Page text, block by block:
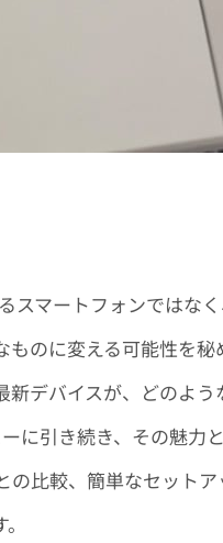
スマートフォンではな
のに変える可能性を
新デバイスが、どのよ
に引き続き、その魅力
の比較、簡単なセット